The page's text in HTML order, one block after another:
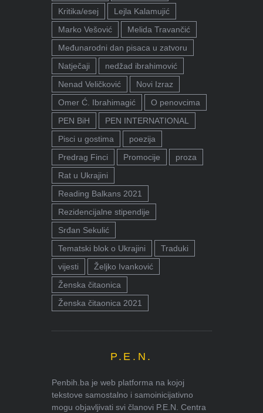
Kritika/esej
Lejla Kalamujić
Marko Vešović
Melida Travančić
Međunarodni dan pisaca u zatvoru
Natječaji
nedžad ibrahimović
Nenad Veličković
Novi Izraz
Omer Ć. Ibrahimagić
O penovcima
PEN BiH
PEN INTERNATIONAL
Pisci u gostima
poezija
Predrag Finci
Promocije
proza
Rat u Ukrajini
Reading Balkans 2021
Rezidencijalne stipendije
Srđan Sekulić
Tematski blok o Ukrajini
Traduki
vijesti
Željko Ivanković
Ženska čitaonica
Ženska čitaonica 2021
P.E.N.
Penbih.ba je web platforma na kojoj
tekstove samostalno i samoinicijativno
mogu objavljivati svi članovi P.E.N. Centra